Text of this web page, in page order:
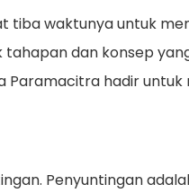
tiba waktunya untuk
dan konsep
hadir
Penyuntingan